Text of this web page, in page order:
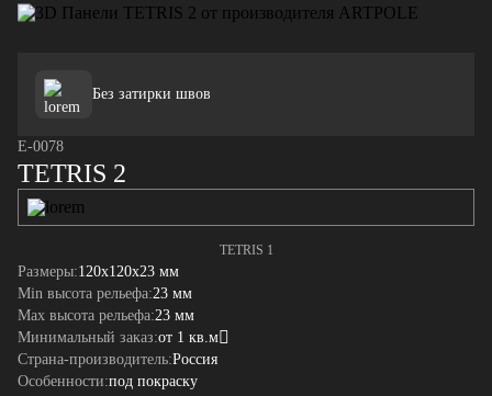
Без затирки швов
E-0078
TETRIS 2
TETRIS 1
Размеры:120x120x23 мм
Min высота рельефа:23 мм
Max высота рельефа:23 мм
Минимальный заказ:от 1 кв.м
Страна-производитель:Россия
Особенности:под покраску